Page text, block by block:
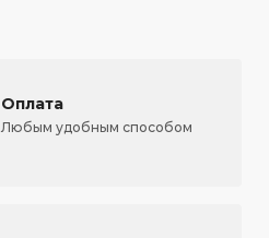
Оплата
Любым удобным способом